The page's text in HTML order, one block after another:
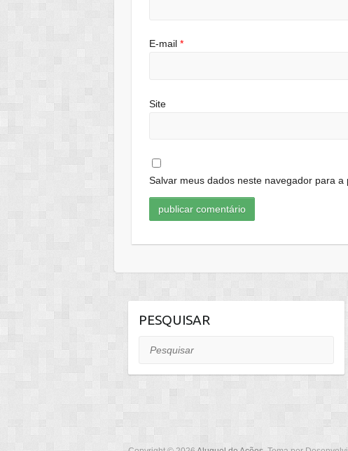
E-mail *
Site
Salvar meus dados neste navegador para a
PESQUISAR
Pesquisar